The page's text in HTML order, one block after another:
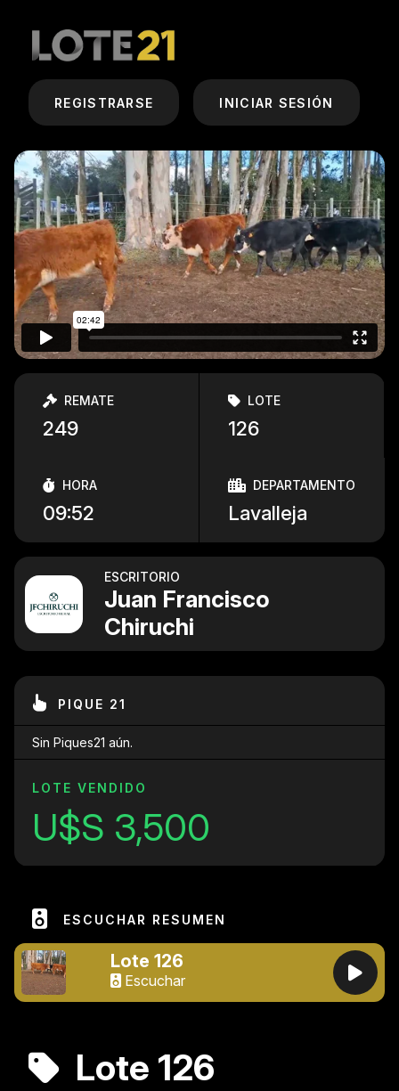
REGISTRARSE INICIAR SESIÓN
REMATE
249
LOTE
126
HORA
09:52
DEPARTAMENTO
Lavalleja
ESCRITORIO
Juan Francisco
Chiruchi
PIQUE 21
Sin Piques21 aún.
LOTE VENDIDO
U$S 3,500
ESCUCHAR RESUMEN
Lote 126
Escuchar
Lote 126